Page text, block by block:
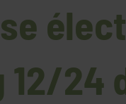
12/24